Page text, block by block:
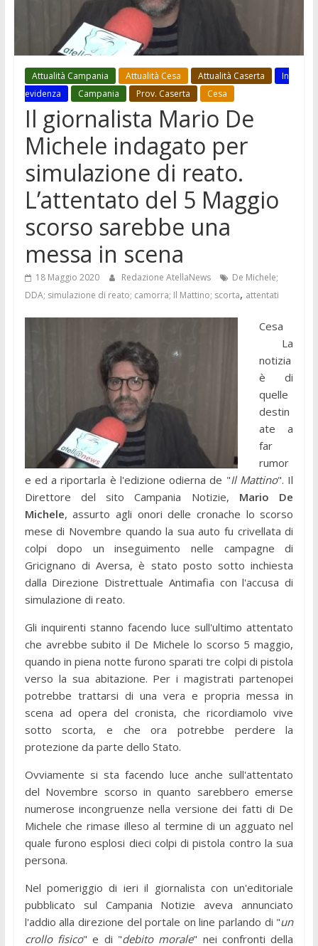
Attualità Campania Attualità Cesa Attualità Caserta
In
evidenza
Campania Prov. Caserta Cesa
Il giornalista Mario De
Michele indagato per
simulazione di reato.
L’attentato del 5 Maggio
scorso sarebbe una
messa in scena
18 Maggio 2020 Redazione AtellaNews
De Michele;
DDA; simulazione di reato; camorra; Il Mattino; scorta, attentati
Cesa
La
notizia
è di
quelle
destin
ate a
far
rumor
e ed a riportarla è l'edizione odierna de "Il Mattino". Il
Direttore del sito Campania Notizie, Mario De
Michele, assurto agli onori delle cronache lo scorso
mese di Novembre quando la sua auto fu crivellata di
colpi dopo un inseguimento nelle campagne di
Gricignano di Aversa, è stato posto sotto inchiesta
dalla Direzione Distrettuale Antimafia con l'accusa di
simulazione di reato.
Gli inquirenti stanno facendo luce sull'ultimo attentato
che avrebbe subito il De Michele lo scorso 5 maggio,
quando in piena notte furono sparati tre colpi di pistola
verso la sua abitazione. Per i magistrati partenopei
potrebbe trattarsi di una vera e propria messa in
scena ad opera del cronista, che ricordiamolo vive
sotto scorta, e che ora potrebbe perdere la
protezione da parte dello Stato.
Ovviamente si sta facendo luce anche sull'attentato
del Novembre scorso in quanto sarebbero emerse
numerose incongruenze nella versione dei fatti di De
Michele che rimase illeso al termine di un agguato nel
quale furono esplosi dieci colpi di pistola contro la sua
persona.
Nel pomeriggio di ieri il giornalista con un'editoriale
pubblicato sul Campania Notizie aveva annunciato
l'addio alla direzione del portale on line parlando di "un
crollo fisico" e di "debito morale" nei confronti della